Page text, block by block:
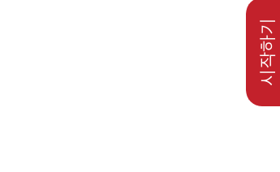
시작하기